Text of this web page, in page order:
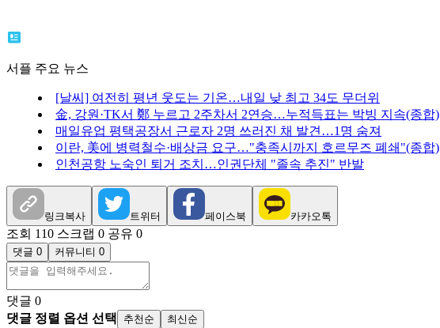
서플 주요 뉴스
[날씨] 여전히 평년 웃도는 기온…내일 낮 최고 34도 무더위
金, 강원·TK서 鄭 누르고 2주차서 2연승…누적득표는 박빙 지속(종합)
매일유업 평택공장서 근로자 2명 쓰러진 채 발견…1명 숨져
이란, 美에 병력철수·배상금 요구…"충족시까지 호르무즈 폐쇄"(종합)
인천공항 노숙인 퇴거 조치…인권단체 "졸속 추진" 반발
링크복사 트위터 페이스북 카카오톡
조회 110 스크랩 0 공유 0
댓글 0 커뮤니티 0
댓글 0
댓글 정렬 옵션 선택
추천순 최신순